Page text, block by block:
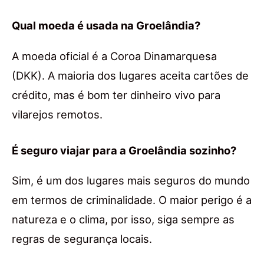
Qual moeda é usada na Groelândia?
A moeda oficial é a Coroa Dinamarquesa
(DKK). A maioria dos lugares aceita cartões de
crédito, mas é bom ter dinheiro vivo para
vilarejos remotos.
É seguro viajar para a Groelândia sozinho?
Sim, é um dos lugares mais seguros do mundo
em termos de criminalidade. O maior perigo é a
natureza e o clima, por isso, siga sempre as
regras de segurança locais.